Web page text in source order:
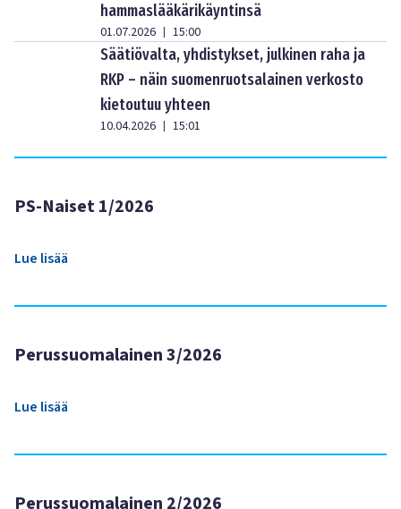
hammaslääkärikäyntinsä
01.07.2026 | 15:00
Säätiövalta, yhdistykset, julkinen raha ja
RKP – näin suomenruotsalainen verkosto
kietoutuu yhteen
10.04.2026 | 15:01
PS-Naiset 1/2026
Lue lisää
Perussuomalainen 3/2026
Lue lisää
Perussuomalainen 2/2026